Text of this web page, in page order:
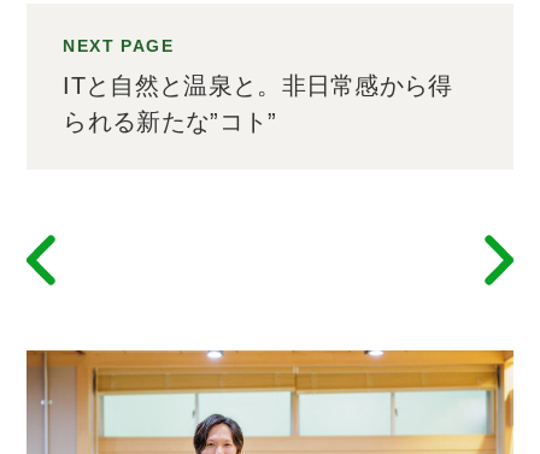
NEXT PAGE
ITと自然と温泉と。非日常感から得
られる新たな”コト”